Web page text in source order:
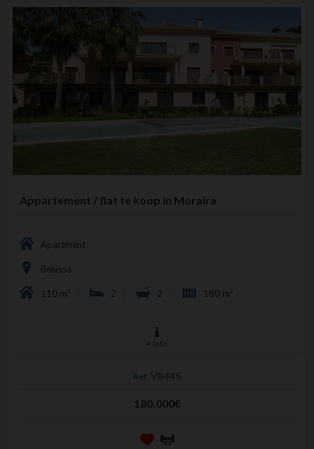
Appartement / flat te koop in Moraira
Apartment
Benissa
110 m² 2 2 180 m²
+ Info
Ref. VB445
180.000€